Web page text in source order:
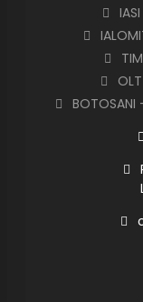
BOTOSANI